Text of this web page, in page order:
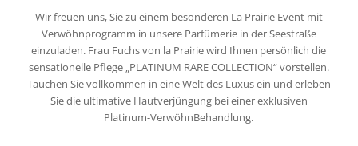
Wir freuen uns, Sie zu einem besonderen La Prairie Event mit
Verwöhnprogramm in unsere Parfümerie in der Seestraße
einzuladen. Frau Fuchs von la Prairie wird Ihnen persönlich die
sensationelle Pflege „PLATINUM RARE COLLECTION“ vorstellen.
Tauchen Sie vollkommen in eine Welt des Luxus ein und erleben
Sie die ultimative Hautverjüngung bei einer exklusiven
Platinum-VerwöhnBehandlung.